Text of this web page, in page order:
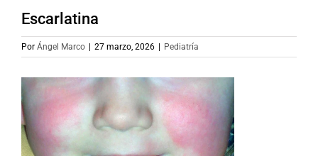
Escarlatina
Por Ángel Marco 27 marzo, 2026 Pediatría